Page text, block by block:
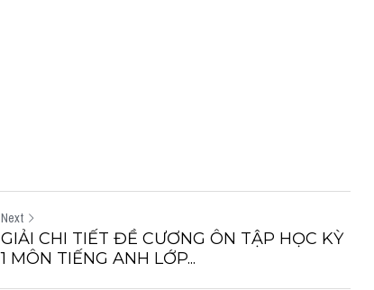
Next
GIẢI CHI TIẾT ĐỀ CƯƠNG ÔN TẬP HỌC KỲ
1 MÔN TIẾNG ANH LỚP...